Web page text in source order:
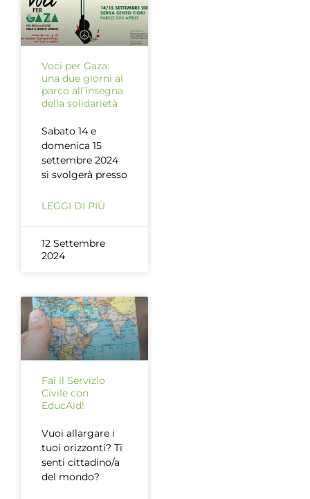
Voci per Gaza:
una due giorni al
parco all’insegna
della solidarietà
Sabato 14 e
domenica 15
settembre 2024
si svolgerà presso
LEGGI DI PIÙ
12 Settembre
2024
Fai il Servizio
Civile con
EducAid!
Vuoi allargare i
tuoi orizzonti? Ti
senti cittadino/a
del mondo?